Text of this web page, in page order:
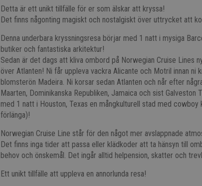
Detta är ett unikt tillfälle för er som älskar att kryssa!
Det finns någonting magiskt och nostalgiskt över uttrycket att
Denna underbara kryssningsresa börjar med 1 natt i mysiga
butiker och fantastiska arkitektur!
Sedan är det dags att kliva ombord på Norwegian Cruise Lines
över Atlanten! Ni får uppleva vackra Alicante och Motril innan ni
blomsterön Madeira. Ni korsar sedan Atlanten och når efter
Maarten, Dominikanska Republiken, Jamaica och sist
med 1 natt i Houston, Texas en mångkulturell stad med
förlänga)!
Norwegian Cruise Line står för den något mer avslappnade
Det finns inga tider att passa eller klädkoder att ta hänsyn till
behov och önskemål. Det ingår alltid helpension, skatter och
Ett unikt tillfälle att uppleva en annorlunda resa!